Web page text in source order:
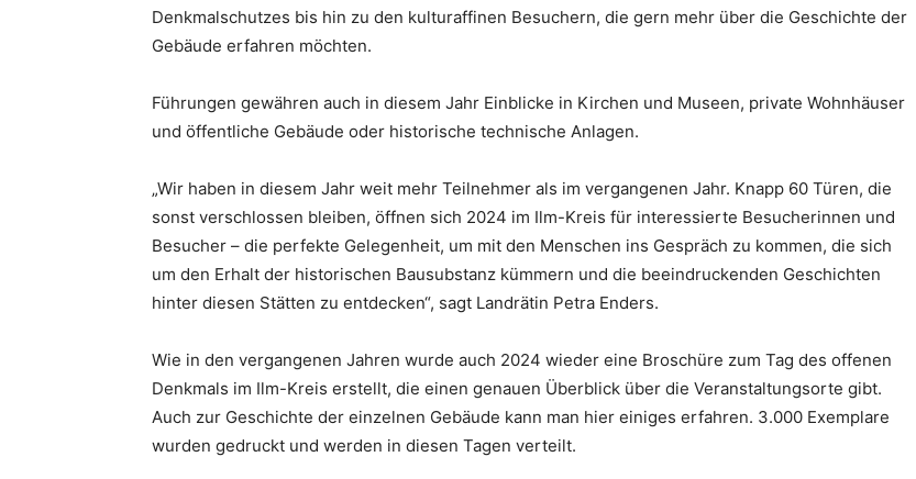
Denkmalschutzes bis hin zu den kulturaffinen Besuchern, die gern mehr über die Geschichte der
Gebäude erfahren möchten.
Führungen gewähren auch in diesem Jahr Einblicke in Kirchen und Museen, private Wohnhäuser
und öffentliche Gebäude oder historische technische Anlagen.
„Wir haben in diesem Jahr weit mehr Teilnehmer als im vergangenen Jahr. Knapp 60 Türen, die
sonst verschlossen bleiben, öffnen sich 2024 im Ilm-Kreis für interessierte Besucherinnen und
Besucher – die perfekte Gelegenheit, um mit den Menschen ins Gespräch zu kommen, die sich
um den Erhalt der historischen Bausubstanz kümmern und die beeindruckenden Geschichten
hinter diesen Stätten zu entdecken“, sagt Landrätin Petra Enders.
Wie in den vergangenen Jahren wurde auch 2024 wieder eine Broschüre zum Tag des offenen
Denkmals im Ilm-Kreis erstellt, die einen genauen Überblick über die Veranstaltungsorte gibt.
Auch zur Geschichte der einzelnen Gebäude kann man hier einiges erfahren. 3.000 Exemplare
wurden gedruckt und werden in diesen Tagen verteilt.